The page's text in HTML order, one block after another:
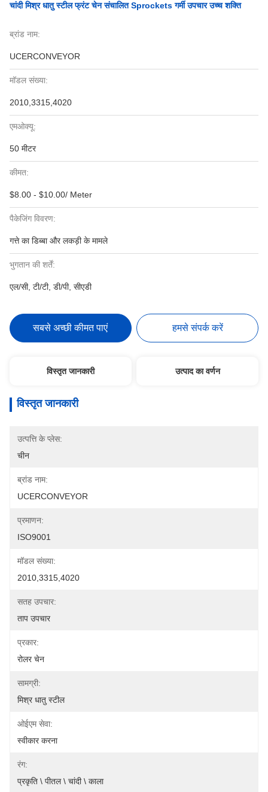
चांदी मिश्र धातु स्टील फ्रंट चेन संचालित Sprockets गर्मी उपचार उच्च शक्ति
ब्रांड नाम:
UCERCONVEYOR
मॉडल संख्या:
2010,3315,4020
एमओक्यू:
50 मीटर
कीमत:
$8.00 - $10.00/ Meter
पैकेजिंग विवरण:
गत्ते का डिब्बा और लकड़ी के मामले
भुगतान की शर्तें:
एल/सी, टी/टी, डी/पी, सीएडी
सबसे अच्छी कीमत पाएं हमसे संपर्क करें
विस्तृत जानकारी उत्पाद का वर्णन
विस्तृत जानकारी
उत्पत्ति के प्लेस:
चीन
ब्रांड नाम:
UCERCONVEYOR
प्रमाणन:
ISO9001
मॉडल संख्या:
2010,3315,4020
सतह उपचार:
ताप उपचार
प्रकार:
रोलर चेन
सामग्री:
मिश्र धातु स्टील
ओईएम सेवा:
स्वीकार करना
रंग:
प्रकृति \ पीतल \ चांदी \ काला